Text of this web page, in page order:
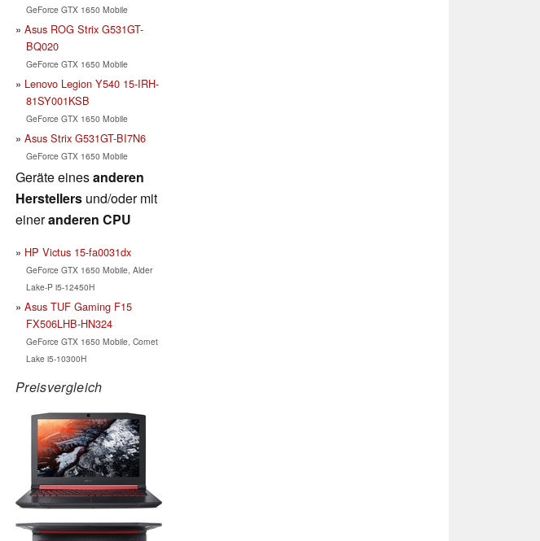
GeForce GTX 1650 Mobile
Asus ROG Strix G531GT-
BQ020
GeForce GTX 1650 Mobile
Lenovo Legion Y540 15-IRH-
81SY001KSB
GeForce GTX 1650 Mobile
Asus Strix G531GT-BI7N6
GeForce GTX 1650 Mobile
Geräte einesanderen
Herstellers und/oder mit
eineranderen CPU
HP Victus 15-fa0031dx
GeForce GTX 1650 Mobile, Alder
Lake-P i5-12450H
Asus TUF Gaming F15
FX506LHB-HN324
GeForce GTX 1650 Mobile, Comet
Lake i5-10300H
Preisvergleich